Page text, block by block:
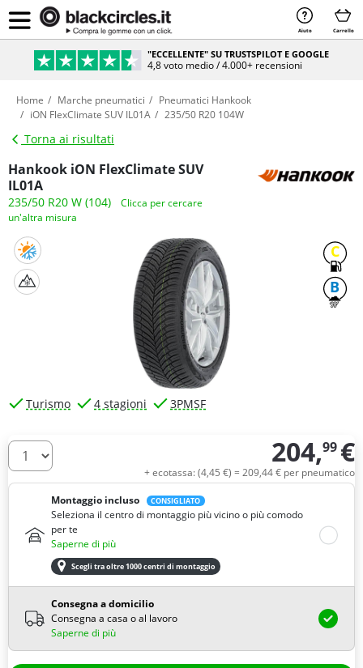
Aiuto Carrello
"ECCELLENTE" SU TRUSTSPILOT E GOOGLE
4,8 voto medio / 4.000+ recensioni
Home Marche pneumatici
Pneumatici Hankook
iON FlexClimate SUV IL01A
235/50 R20 104W
Torna ai risultati
Hankook iON FlexClimate SUV
IL01A
235/50 R20 W (104)
Clicca per cercare
un'altra misura
C
B
Turismo 4 stagioni 3PMSF
Quantità 204,99 €
+ ecotassa: (4,45 €) = 209,44€ per pneumatico
Montaggio incluso
CONSIGLIATO
Seleziona il centro di montaggio più vicino o più comodo
per te
Saperne di più
Scegli tra oltre 1000 centri di montaggio
Consegna a domicilio
Consegna a casa o al lavoro
Saperne di più